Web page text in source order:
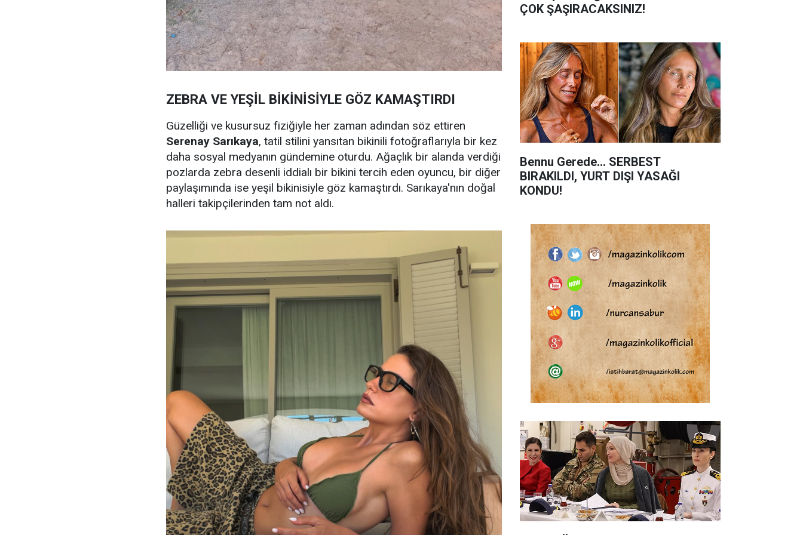
ZEBRA VE YEŞİL BİKİNİSİYLE GÖZ KAMAŞTIRDI
Güzelliği ve kusursuz fiziğiyle her zaman adından söz ettiren
Serenay Sarıkaya, tatil stilini yansıtan bikinili fotoğraflarıyla bir kez
daha sosyal medyanın gündemine oturdu. Ağaçlık bir alanda verdiği
pozlarda zebra desenli iddialı bir bikini tercih eden oyuncu, bir diğer
paylaşımında ise yeşil bikinisiyle göz kamaştırdı. Sarıkaya'nın doğal
halleri takipçilerinden tam not aldı.
ÇOK ŞAŞIRACAKSINIZ!
Bennu Gerede... SERBEST
BIRAKILDI, YURT DIŞI YASAĞI
KONDU!